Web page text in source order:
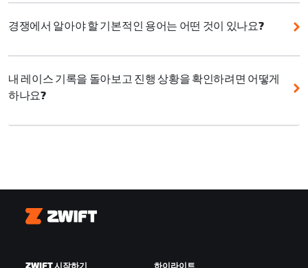
는 한 시간 이내로 완료할 수 있습니다. ZRacing 월간 시
리즈는 Zwift 레이싱 점수를 활용하기 때문에 능력 수준
있습니다.여기에서 ZRacing 월간 시리즈에 등록하거나,
Zwift는 다양한 구성 또는 특정 경쟁 유형에 맞춘 여러
690-1000
520-690
350-520
면 시작할 수 있습니다.
레이싱 경쟁 환경을 업그레이드하고 싶다면 다음을 고려
해 보세요.
통풍: 선풍기를 틀어 체온을 적절하게 유지합니다.
를 더 정확하게 유지합니다.
물병과 음식: 충분한 수분과 음식을 섭취하고 선풍기를
장비에 관한 자세한 내용은 여기에서 확인하실 수 있습
경쟁에서 알아야 할 기본적인 용어는 어떤 것이 있나요?
Ride On:게임 내 다른 라이더에게 응원과 격려를 보내
PowerUp:
게임 내 퍼포먼스 부스터입니다. 자세한 내용은여기에
을 제치는 것입니다. 일반적으로 브레이크어웨이를 시작
하거나 메인 그룹이 라이딩 속도를 높이도록 유도하기
위해 사용합니다.
내 레이스 기록을 돌아보고 진행 상황을 확인하려면 어떻게
하나요?
Zwift.com의 레이싱 프로필에서 레이스 기록과 퍼포먼
Zwift